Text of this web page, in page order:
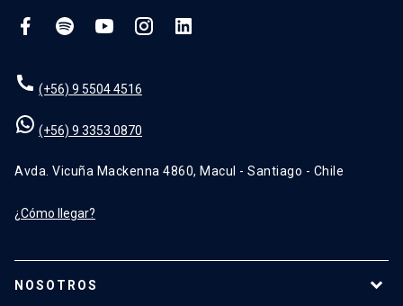
(+56) 9 5504 4516
(+56) 9 3353 0870
Avda. Vicuña Mackenna 4860, Macul - Santiago - Chile
¿Cómo llegar?
NOSOTROS